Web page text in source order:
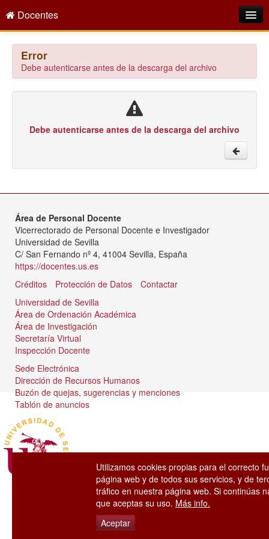
Docentes
Empleo Público
Gestión PDI
Acción Social
Error
Debe autenticarse antes de la descarga del archivo
Debe autenticarse antes de la descarga del archivo
Área de Personal Docente
Vicerrectorado de Personal Docente e Investigador
Universidad de Sevilla
C/ San Fernando nº 4, 41004 Sevilla, España
https://docentes.us.es
Créditos
Protección de Datos
Contactar
Universidad de Sevilla
Área de Ordenación Académica
Área de Investigación
Secretaría Virtual
Inspección Docente
Sede Electrónica
Dirección de Recursos Humanos
Buzón de quejas, sugerencias y menciones
Tablón de anuncios
Utilizamos cookies propias para el correcto
página web y de todos sus servicios, y de
tráfico en nuestra página web. Si continúas
que aceptas su uso. Más info.
Aceptar